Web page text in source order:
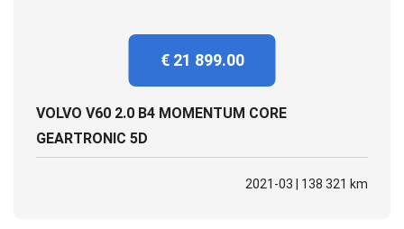
€ 21 899.00
VOLVO V60 2.0 B4 MOMENTUM CORE
GEARTRONIC 5D
2021-03 | 138 321 km